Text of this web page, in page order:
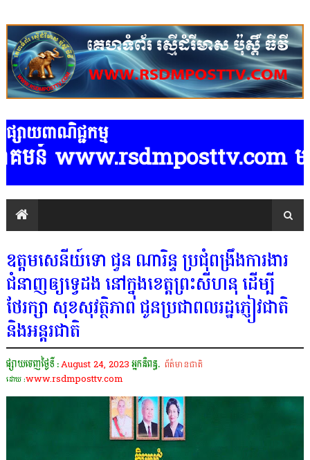
ផ្សាយពាណិជ្ជកម្ម
មន៍ www.rsdmposttv.com មាន
ឧត្តមសេនីយ៍ទោ ជួន ណារិន្ទ ប្រជុំពង្រឹងការងារ
ជំនាញឲ្យទ្វេដង នៅក្នុងខេត្តព្រះសីហនុ ដើម្បី
ថែរក្សា សុខសុវត្ថិភាព ជូនប្រជាពលរដ្ឋភ្ញៀវជាតិ
និងអន្តរជាតិ
ផ្សាយចេញថ្ងៃទី :August 24, 2023 អ្នកនិពន្ធ. ព័ត៌មានជាតិ
ដោយ :www.rsdmposttv.com